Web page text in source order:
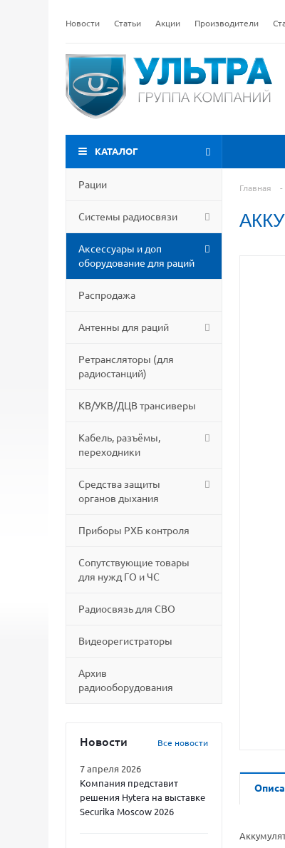
Новости Статьи Акции Производители
КАТАЛОГ
Рации
Системы радиосвязи
Аксессуары и доп
оборудование для раций
Распродажа
Антенны для раций
Ретрансляторы (для
радиостанций)
КВ/УКВ/ДЦВ трансиверы
Кабель, разъёмы,
переходники
Средства защиты
органов дыхания
Приборы РХБ контроля
Сопутствующие товары
для нужд ГО и ЧС
Радиосвязь для СВО
Видеорегистраторы
Архив
радиооборудования
Новости Все новости
7 апреля 2026
Компания представит
решения Hytera на выставке
Securika Moscow 2026
Главная -